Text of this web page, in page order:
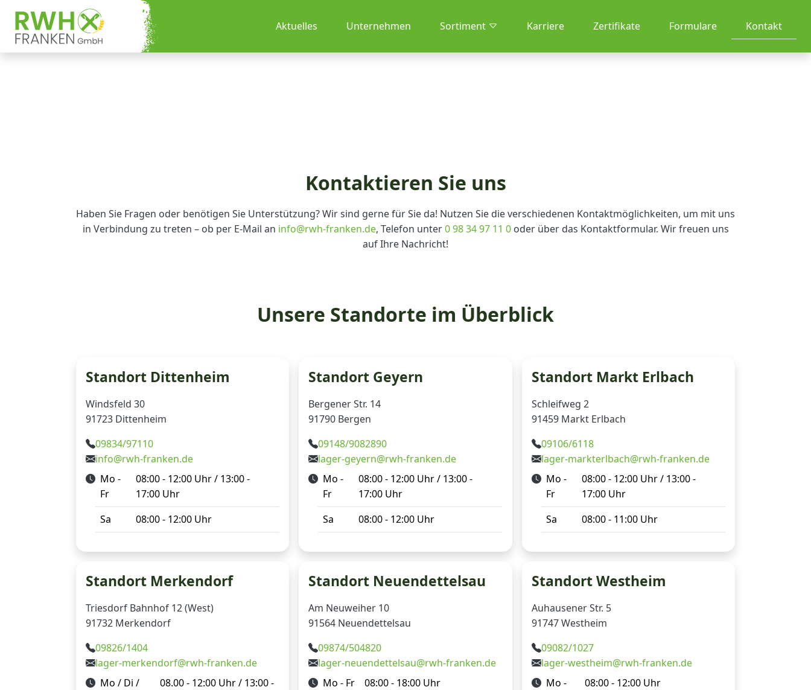
Aktuelles Unternehmen Sortiment Karriere Zertifikate Formulare Kontakt
Kontaktieren Sie uns
Haben Sie Fragen oder benötigen Sie Unterstützung? Wir sind gerne für Sie da! Nutzen Sie die verschiedenen Kontaktmöglichkeiten, um mit uns
in Verbindung zu treten – ob per E-Mail an info@rwh-franken.de, Telefon unter0 98 34 97 11 0oder über das Kontaktformular. Wir freuen uns
auf Ihre Nachricht!
Unsere Standorte im Überblick
Standort Dittenheim
Windsfeld 30
91723 Dittenheim
09834/97110
info@rwh-franken.de
Mo -
Fr
08:00 - 12:00 Uhr / 13:00 -
17:00 Uhr
Sa
08:00 - 12:00 Uhr
Standort Geyern
Bergener Str. 14
91790 Bergen
09148/9082890
lager-geyern@rwh-franken.de
Mo -
Fr
08:00 - 12:00 Uhr / 13:00 -
17:00 Uhr
Sa
08:00 - 12:00 Uhr
Standort Markt Erlbach
Schleifweg 2
91459 Markt Erlbach
09106/6118
lager-markterlbach@rwh-franken.de
Mo -
Fr
08:00 - 12:00 Uhr / 13:00 -
17:00 Uhr
Sa
08:00 - 11:00 Uhr
Standort Merkendorf
Triesdorf Bahnhof 12 (West)
91732 Merkendorf
09826/1404
lager-merkendorf@rwh-franken.de
Mo / Di /
08.00 - 12:00 Uhr / 13:00 -
Standort Neuendettelsau
Am Neuweiher 10
91564 Neuendettelsau
09874/504820
lager-neuendettelsau@rwh-franken.de
Mo - Fr
08:00 - 18:00 Uhr
Standort Westheim
Auhausener Str. 5
91747 Westheim
09082/1027
lager-westheim@rwh-franken.de
Mo -
08:00 - 12:00 Uhr